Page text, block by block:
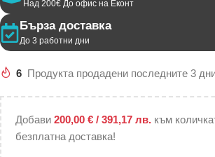
Над 200€ До офис на Еконт
Бърза доставка
До 3 работни дни
6 Продукта продадени последните 3
Добави 200,00 € / 391,17 лв. към
безплатна доставка!